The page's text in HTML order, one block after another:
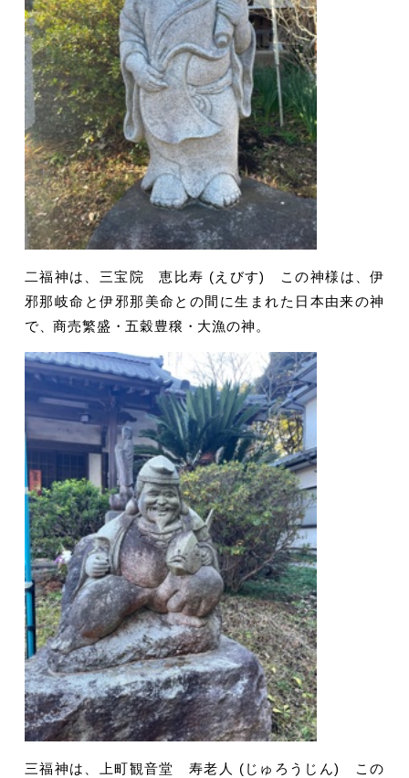
二福神は、三宝院 恵比寿 (えびす) この神様は、伊
邪那岐命と伊邪那美命との間に生まれた日本由来の神
で、商売繁盛・五穀豊穣・大漁の神。
三福神は、上町観音堂 寿老人 (じゅろうじん) この